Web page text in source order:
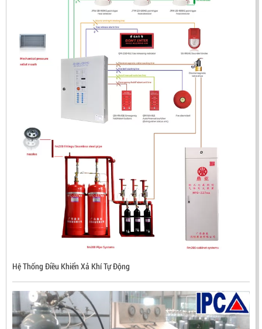
LIÊN HỆ
Mã sản phẩm: UX150
ĐẦU BÁO LỬA CHỐNG NỔ CHỐNG NƯỚC UV/IR- UX300
NHẬP KHẨU HÀN QUỐC
Hệ Thống Điều Khiển Xả Khí Tự Động